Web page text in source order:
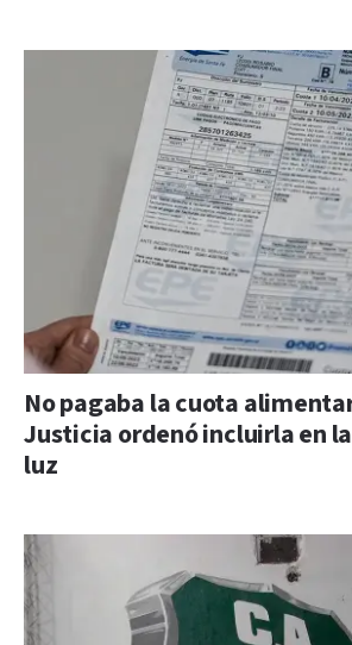
No pagaba la cuota
Justicia ordenó incluirla en
luz